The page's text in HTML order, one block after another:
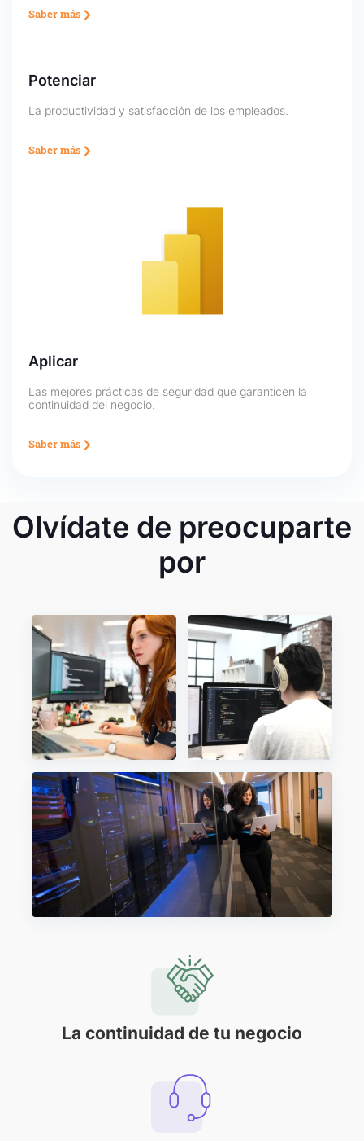
Saber más
Potenciar
La productividad y satisfacción de los empleados.
Saber más
Aplicar
Las mejores prácticas de seguridad que garanticen la
continuidad del negocio.
Saber más
Olvídate de preocuparte
por
La continuidad de tu negocio